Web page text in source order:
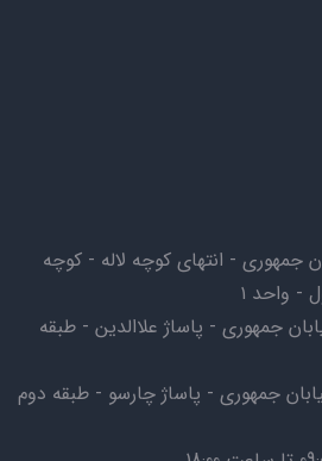
جمهوری - انتهای کوچه لاله - کوچه
جمهوری - پاساژ علاالدین - طبقه
جمهوری - پاساژ چارسو - طبقه دوم